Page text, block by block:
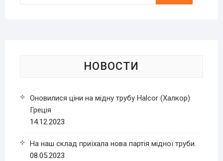
НОВОСТИ
Оновилися ціни на мідну трубу Halcor (Халкор)
Греція
14.12.2023
На наш склад приїхала нова партія мідної труби.
08.05.2023